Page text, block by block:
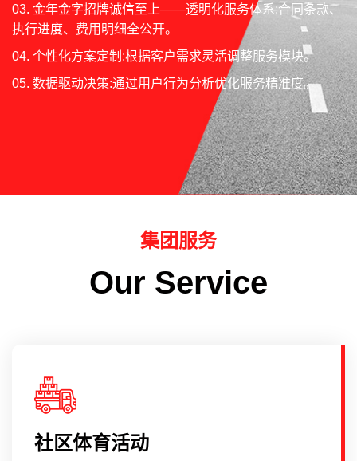
03. 金年金字招牌诚信至上——透明化服务体系:合同条款、
执行进度、费用明细全公开。
04. 个性化方案定制:根据客户需求灵活调整服务模块。
05. 数据驱动决策:通过用户行为分析优化服务精准度。
集团服务
Our Service
社区体育活动